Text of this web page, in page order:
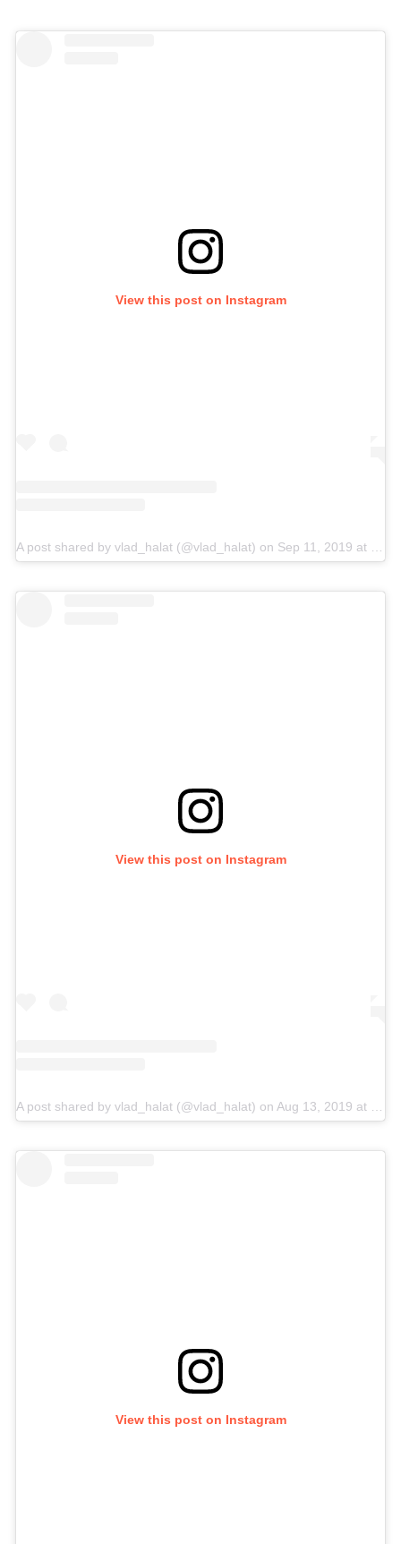
View this post on Instagram
A post shared by vlad_halat (@vlad_halat) on Sep 11, 2019 at 2:31am PDT
View this post on Instagram
A post shared by vlad_halat (@vlad_halat) on Aug 13, 2019 at 2:32am PDT
View this post on Instagram